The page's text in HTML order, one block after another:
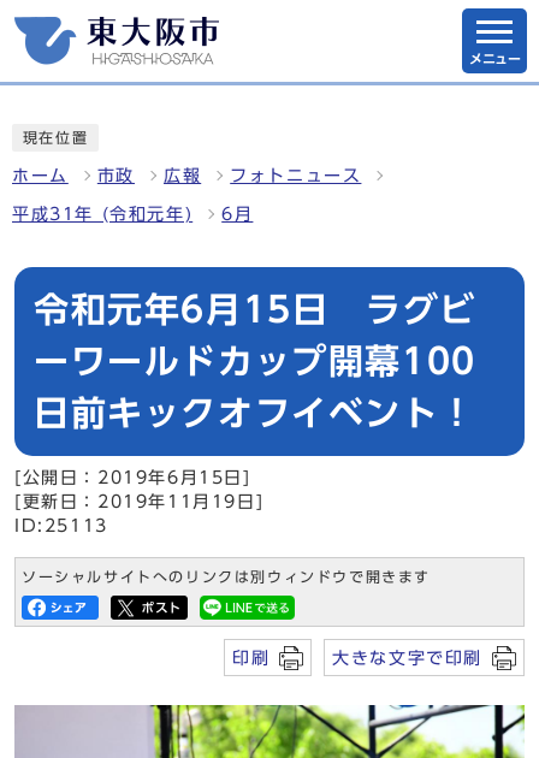
メニュー
現在位置
ホーム 市政 広報 フォトニュース
平成31年 (令和元年) 6月
令和元年6月15日 ラグビ
ーワールドカップ開幕100
日前キックオフイベント！
[公開日：2019年6月15日]
[更新日：2019年11月19日]
ID:25113
ソーシャルサイトへのリンクは別ウィンドウで開きます
印刷 大きな文字で印刷